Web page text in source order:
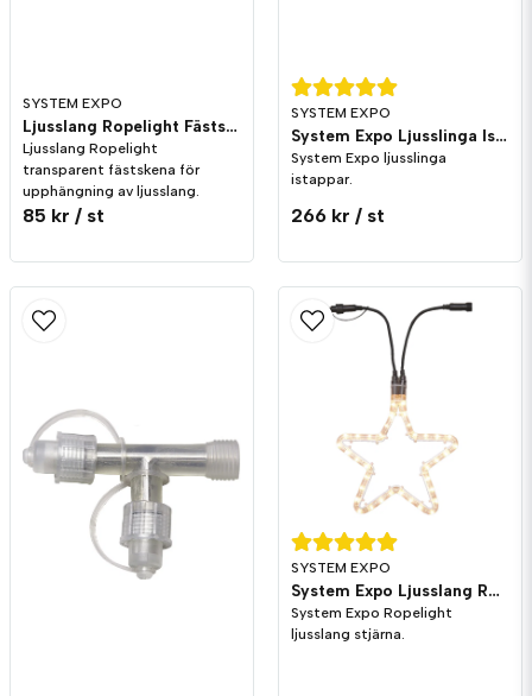
SYSTEM EXPO
Ljusslang Ropelight Fästskena Transparent, 10-pack
Ljusslang Ropelight
transparent fästskena för
upphängning av ljusslang.
85 kr / st
SYSTEM EXPO
System Expo Ljusslinga Istappar 3x0,4m
System Expo ljusslinga
istappar.
266 kr / st
SYSTEM EXPO
System Expo Ljusslang Ropelight Stjärna
System Expo Ropelight
ljusslang stjärna.